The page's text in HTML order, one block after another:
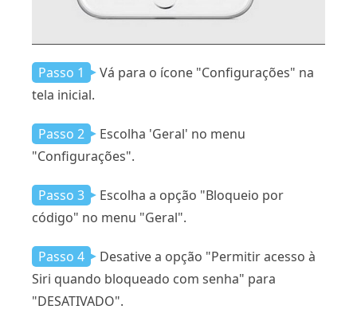
Passo 1
Vá para o ícone "Configurações" na
tela inicial.
Passo 2
Escolha 'Geral' no menu
"Configurações".
Passo 3
Escolha a opção "Bloqueio por
código" no menu "Geral".
Passo 4
Desative a opção "Permitir acesso à
Siri quando bloqueado com senha" para
"DESATIVADO".